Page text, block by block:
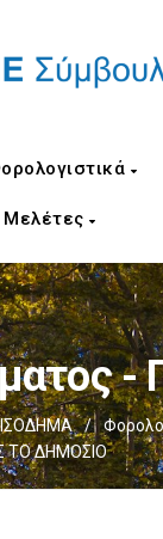
Μελέτες
-
/
ΤΟ ΔΗΜΟΣΙΟ